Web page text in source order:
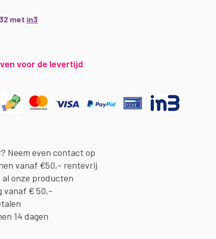
met in3
voor de levertijd
Neem even contact op
vanaf €50,- rentevrij
onze producten
vanaf € 50,-
14 dagen